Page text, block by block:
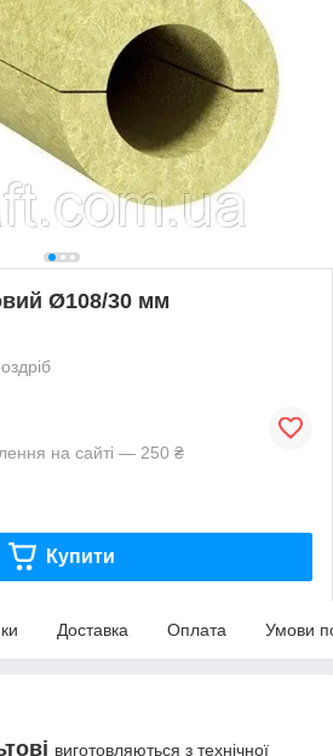
Ø108/30 мм
на сайті — 250 ₴
Купити
Доставка Оплата Умови
виготовляються з технічної